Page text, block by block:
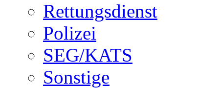
Rettungsdienst
Polizei
SEG/KATS
Sonstige